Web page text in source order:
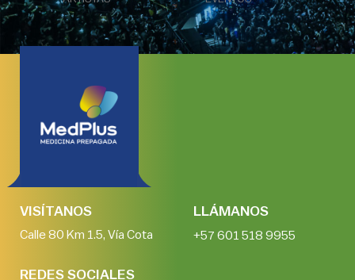
VISÍTANOS
Calle 80 Km 1.5, Vía Cota
LLÁMANOS
+57 601 518 9955
REDES SOCIALES